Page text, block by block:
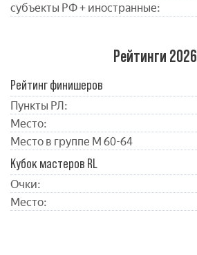
субъекты РФ + иностранные:
Рейтинги 2026
Рейтинг финишеров
Пункты РЛ:
Место:
Место в группе М 60-64
Кубок мастеров RL
Очки:
Место: